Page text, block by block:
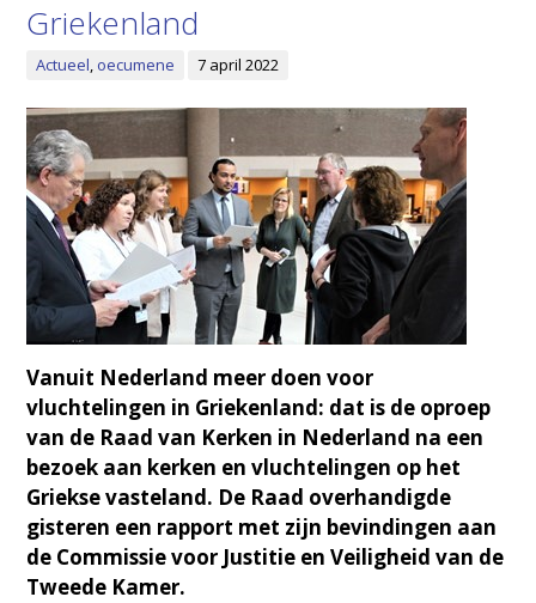
Griekenland
Actueel, oecumene 7 april 2022
Vanuit Nederland meer doen voor
vluchtelingen in Griekenland: dat is de oproep
van de Raad van Kerken in Nederland na een
bezoek aan kerken en vluchtelingen op het
Griekse vasteland. De Raad overhandigde
gisteren een rapport met zijn bevindingen aan
de Commissie voor Justitie en Veiligheid van de
Tweede Kamer.